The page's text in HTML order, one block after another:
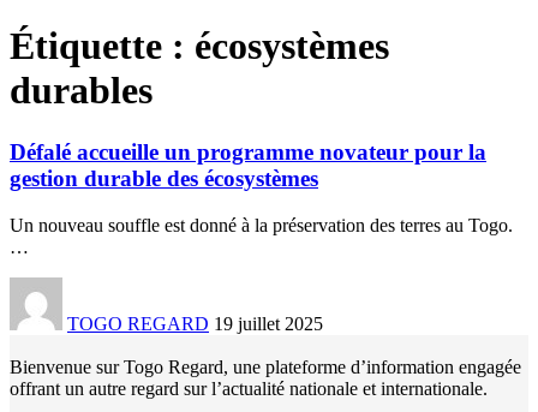
Étiquette : écosystèmes
durables
Défalé accueille un programme novateur pour la
gestion durable des écosystèmes
Un nouveau souffle est donné à la préservation des terres au Togo.
…
TOGO REGARD 19 juillet 2025
Bienvenue sur Togo Regard, une plateforme d’information engagée
offrant un autre regard sur l’actualité nationale et internationale.